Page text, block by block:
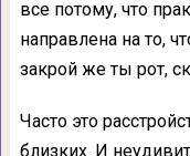
все потому, что
направлена на то,
закрой же ты рот,
Часто это
близких. И